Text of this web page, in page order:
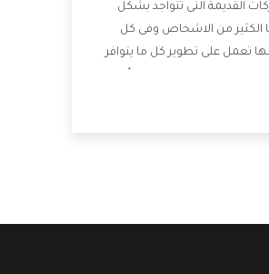
القديمة التى تتواجد بشكل
الكثير من الاشخاص وفى كل
تعمل على تطوير كل ما يتوافر
وتقدم للعملاء أقوى